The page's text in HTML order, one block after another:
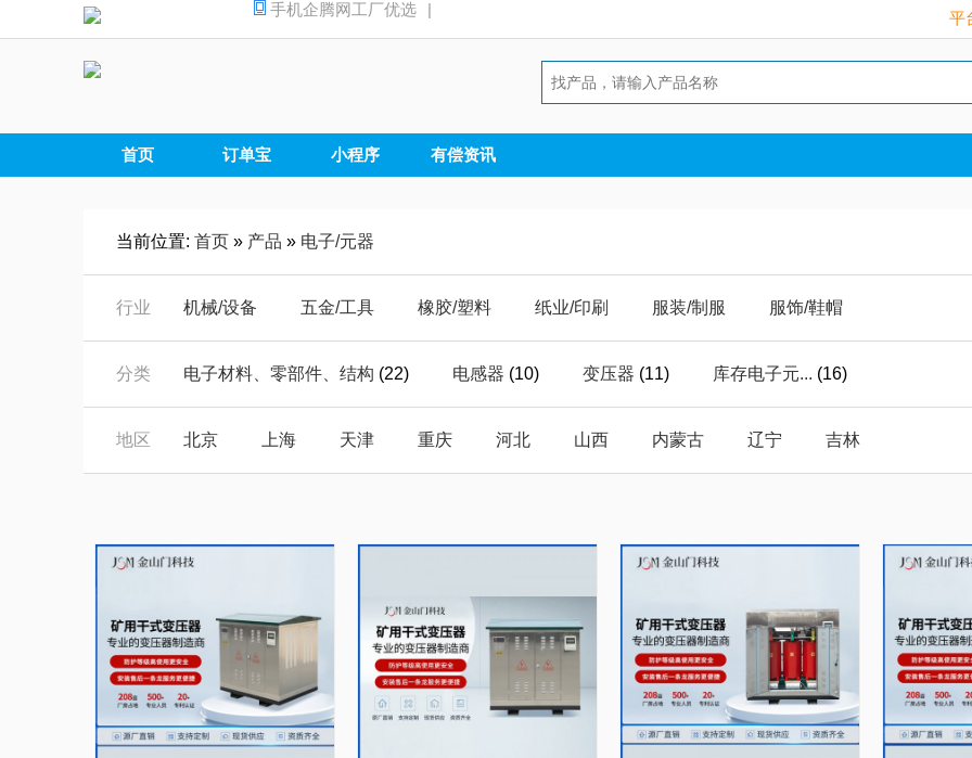
手机企腾网工厂优选 | 平
首页 订单宝 小程序 有偿资讯
当前位置: 首页 » 产品 » 电子/元器
行业 机械/设备 五金/工具 橡胶/塑料 纸业/印刷 服装/制服 服饰/鞋帽
汽摩/配件 家电/电器 安全/防护 能源/原料 库存/积压 照明/灯具
仪器/仪表 电子/元器 电工/电气 数码/电脑 礼品/工艺 建筑/建材
运动/休闲 传媒/广电
服务/咨询 医疗/器械 互联网/通信 食品/饮料 互联网推广业务 农林牧副渔
转让出租
分类 电子材料、零部件、结构 (22) 电感器 (10) 变压器 (11) 库存电子元... (16)
电子加工 (10) 光电器件 (736) 传感器 (148) 二极管 (1) LED系列产品 (40)
电容器 电声器件 (4)
整流器件 (0) (2) 可控硅(晶闸管) (2671) 开关元件 (0) LCD系列产品 (12)
三极管 (1) 显示器件 (49) 扬声器(喇叭) (1) 电脑整机 (0) 叫号机 (0)
地区 北京 上海 天津 重庆 河北 山西 内蒙古 辽宁 吉林
广东 西藏 青海
宁夏 新疆 香港 澳门